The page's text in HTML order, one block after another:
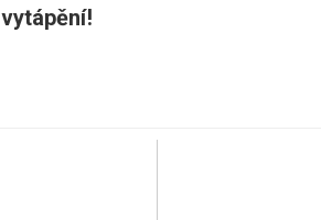
vytápění!